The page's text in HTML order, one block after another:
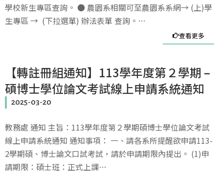
學校新生專區查詢。 ● 農園系相關可至農園系系網→ (上)學
生專區 → (下拉選單) 辦法表單 查詢。…
查看更多
【轉註冊組通知】113學年度第２學期 –
碩博士學位論文考試線上申請系統通知
2025-03-20
教務處 通知 主旨：113學年度第２學期碩博士學位論文考試
線上申請系統通知 通知事項： 一、請各系所提醒欲申請113-
2學期碩、博士論文口試考試，請於申請期限內提出。 (1)申
請期限：碩士班：正式上課…